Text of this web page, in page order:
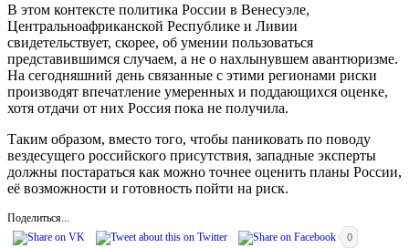
В этом контексте политика России в Венесуэле,
Центральноафриканской Республике и Ливии
свидетельствует, скорее, об умении пользоваться
представившимся случаем, а не о нахлынувшем авантюризме.
На сегодняшний день связанные с этими регионами риски
производят впечатление умеренных и поддающихся оценке,
хотя отдачи от них Россия пока не получила.
Таким образом, вместо того, чтобы паниковать по поводу
вездесущего российского присутствия, западные эксперты
должны постараться как можно точнее оценить планы России,
её возможности и готовность пойти на риск.
Поделиться...
0